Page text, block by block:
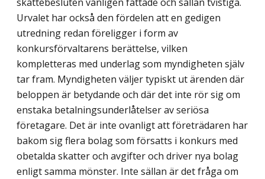
Urvalet har också den fördelen att en gedigen
utredning redan föreligger i form av
konkursförvaltarens berättelse, vilken
kompletteras med underlag som myndigheten själv
tar fram. Myndigheten väljer typiskt ut ärenden där
beloppen är betydande och där det inte rör sig om
enstaka betalningsunderlåtelser av seriösa
företagare. Det är inte ovanligt att företrädaren har
bakom sig flera bolag som försatts i konkurs med
obetalda skatter och avgifter och driver nya bolag
enligt samma mönster. Inte sällan är det fråga om